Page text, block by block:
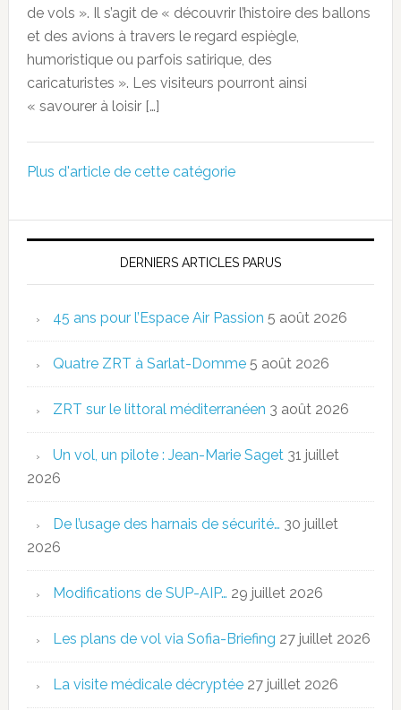
de vols ». Il s’agit de « découvrir l’histoire des ballons
et des avions à travers le regard espiègle,
humoristique ou parfois satirique, des
caricaturistes ». Les visiteurs pourront ainsi
« savourer à loisir […]
Plus d'article de cette catégorie
DERNIERS ARTICLES PARUS
45 ans pour l’Espace Air Passion 5 août 2026
Quatre ZRT à Sarlat-Domme 5 août 2026
ZRT sur le littoral méditerranéen 3 août 2026
Un vol, un pilote : Jean-Marie Saget 31 juillet
2026
De l’usage des harnais de sécurité… 30 juillet
2026
Modifications de SUP-AIP… 29 juillet 2026
Les plans de vol via Sofia-Briefing 27 juillet 2026
La visite médicale décryptée 27 juillet 2026